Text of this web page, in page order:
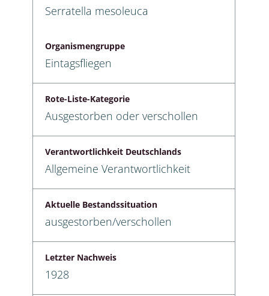
Serratella mesoleuca
Organismengruppe
Eintagsfliegen
Rote-Liste-Kategorie
Ausgestorben oder verschollen
Verantwortlichkeit Deutschlands
Allgemeine Verantwortlichkeit
Aktuelle Bestandssituation
ausgestorben/verschollen
Letzter Nachweis
1928